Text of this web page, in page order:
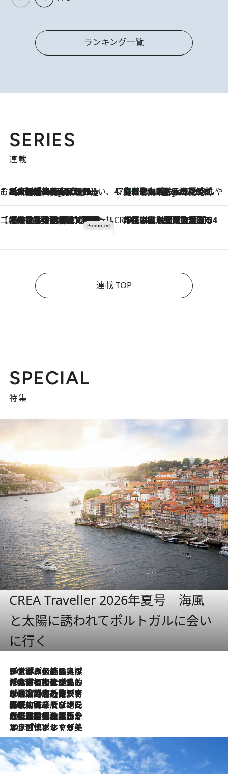
ランキング一覧
SERIES
連載
そおだよおこの関西おいしい、おやつ紀行
9 Hours Ago
［大阪府箕面市］一皿一皿目の前で仕上げられる、料理を巧みに組み込んだアシェットデセールコース「ミチル アシェット デセール（Michiru assiette dessert）」 47都道府県の手みやげ ひんやりスイーツで夏を満喫
9 Hours Ago
【和歌山県】この夏絶対食べたい 冷やしておいしいおやつ3選 みかんがごろっと丸ごと入ったジュレ
【CREA×星野リゾート】唯一無二。癒しと発見が待つ場所へ
2026.8.7
【トンボの足水浴】ヒノキの香りに包まれて涼感マックス！約13℃の湧水かけ流しを避暑地「星野温泉 トンボの湯」で体験 CREA'S CHOICE
2026.8.7
「立川にも歌舞伎があるんだよ」 片岡仁左衛門・市川中車ら豪華座組みで4年目の立川立飛歌舞伎へ
連載 TOP
SPECIAL
特集
CREA Traveller 2026年夏号 海風
と太陽に誘われてポルトガルに会い
に行く
2026.8.8
リスボンの絶品スイーツ「パステル・デ・ナタ」とは？ポルトガル伝統の奥深い世界へ
2026.7.27
「私の祖国はポルトガル語です」国民的詩人フェルナンド・ペソアと、彼が愛した文学の街を歩く
2026.7.26
ポルトガル近海が育む極上の海の幸。キリリと冷えた白ワインと愉しむ、シーフード専門店の贅沢
2026.7.22
伝統の味をモダンに昇華。高感度な地元客が集う、リスボンの最旬ガストロノミー
2026.7.21
大航海時代の栄華から、震災、独裁、そして革命へ。ポルトガル・首都リスボンの石畳に刻まれた「歴史の光と影」
2026.7.13
エッセイ・ヤマザキマリ「慎ましくも美しき国 ポルトガル」